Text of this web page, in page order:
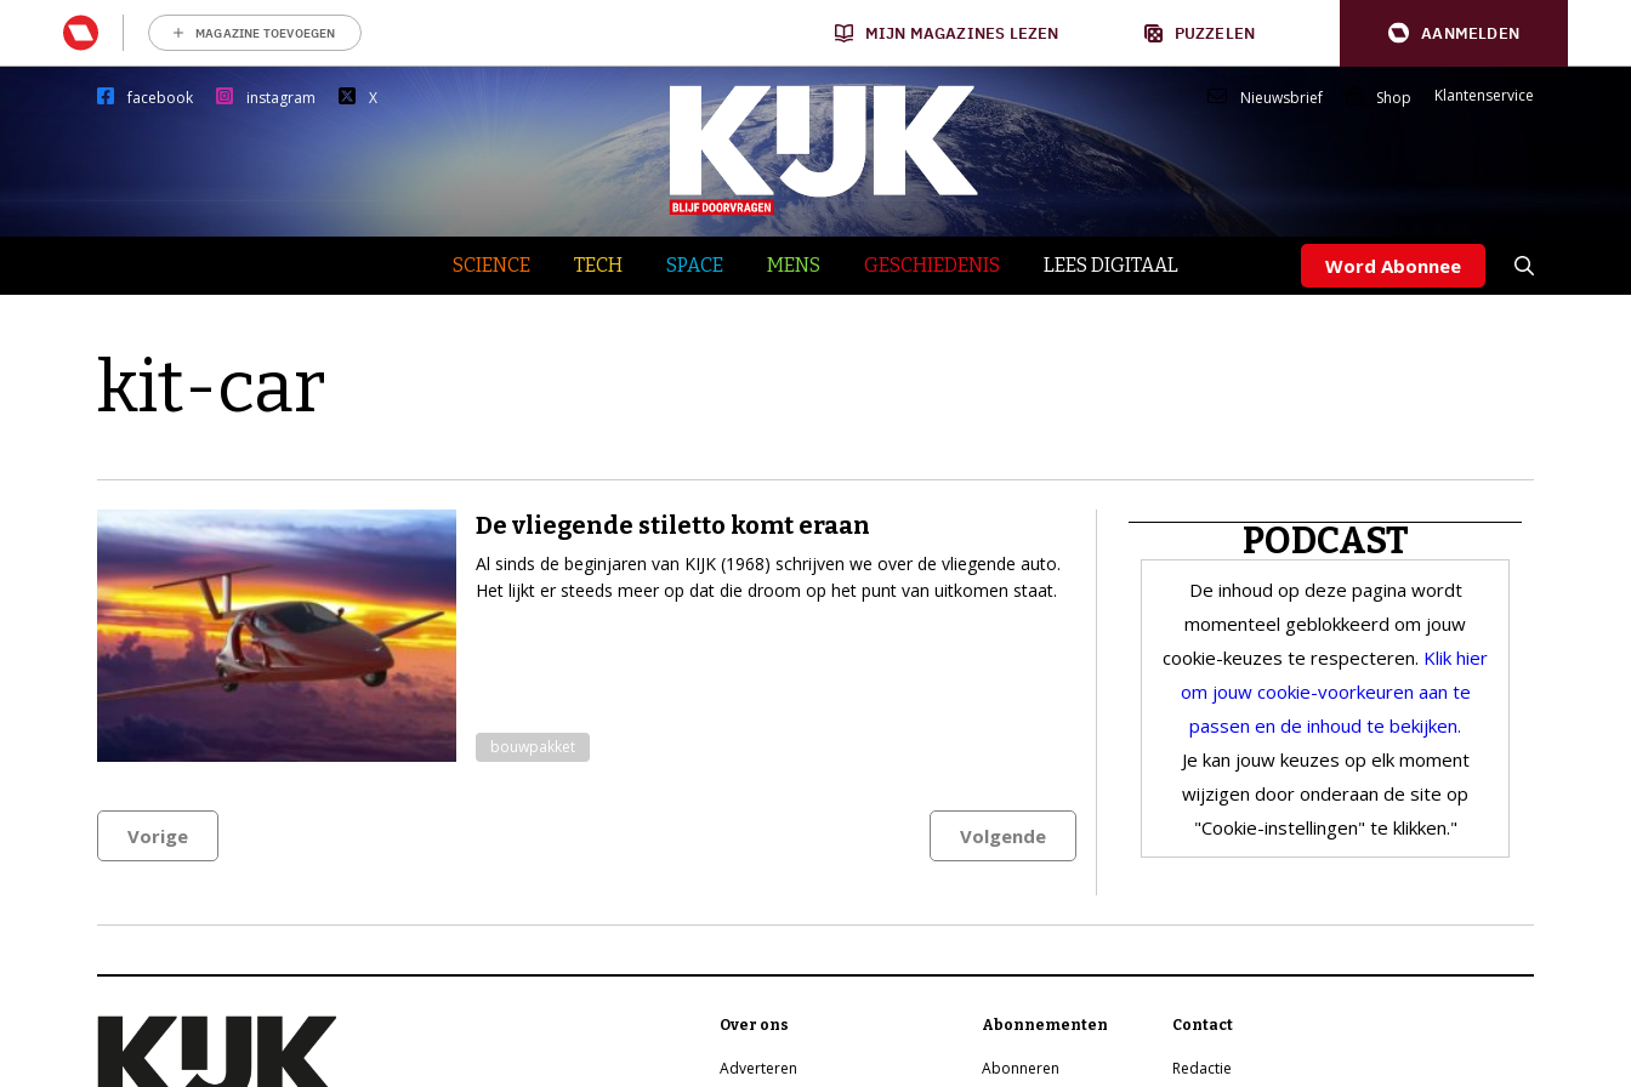
MAGAZINE TOEVOEGEN MIJN MAGAZINES LEZEN PUZZELEN AANMELDEN
facebook instagram X Nieuwsbrief Shop Klantenservice
SCIENCE TECH SPACE MENS GESCHIEDENIS LEES DIGITAAL Word Abonnee
kit-car
De vliegende stiletto komt eraan
Al sinds de beginjaren van KIJK (1968) schrijven we over de vliegende auto.
Het lijkt er steeds meer op dat die droom op het punt van uitkomen staat.
bouwpakket
Vorige Volgende
PODCAST
De inhoud op deze pagina wordt
momenteel geblokkeerd om jouw
cookie-keuzes te respecteren. Klik hier
om jouw cookie-voorkeuren aan te
passen en de inhoud te bekijken.
Je kan jouw keuzes op elk moment
wijzigen door onderaan de site op
"Cookie-instellingen" te klikken."
Over ons
Adverteren
Abonnementen
Abonneren
Contact
Redactie